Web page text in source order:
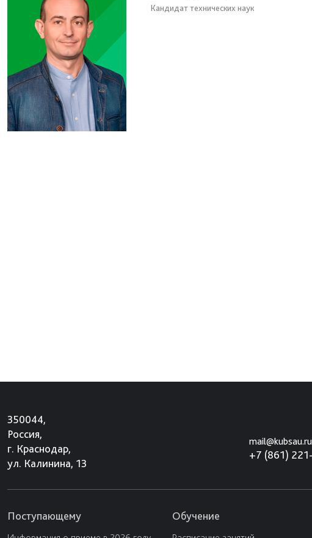
Кандидат технических наук
350044,
Россия,
г. Краснодар,
ул. Калинина, 13
mail@kubsau.ru
+7 (861)
Поступающему Обучение